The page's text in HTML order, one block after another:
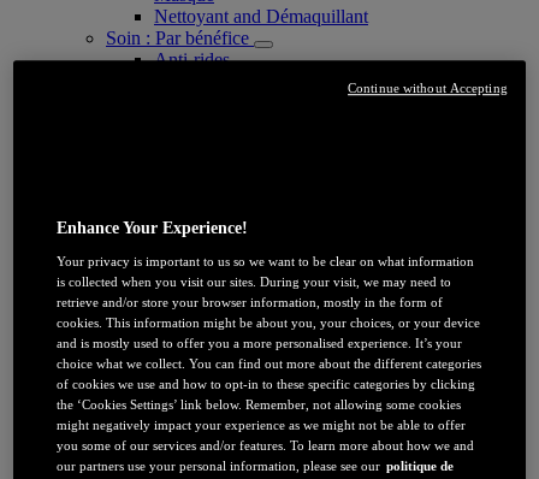
Nettoyant and Démaquillant
Soin : Par bénéfice
Anti-rides
Anti-relâchement/peau mature
Acide Hyaluronique
Vitamine E
Niacinamide
Vitamine C
Melasyl
Tout voir Soin : Par Ingredients
Soin : Par gamme
Age Perfect Expert Collagène
Age Perfect Golden Age
Age Perfect Renaissance Cellulaire
Bright Reveal
Clinical Vitamine C
Enhance Your Experience!
Your privacy is important to us so we want to be clear on what information
is collected when you visit our sites. During your visit, we may need to
retrieve and/or store your browser information, mostly in the form of
cookies. This information might be about you, your choices, or your device
and is mostly used to offer you a more personalised experience. It’s your
choice what we collect. You can find out more about the different categories
of cookies we use and how to opt-in to these specific categories by clicking
the ‘Cookies Settings’ link below. Remember, not allowing some cookies
might negatively impact your experience as we might not be able to offer
you some of our services and/or features. To learn more about how we and
our partners use your personal information, please see our politique de
Continue without Accepting